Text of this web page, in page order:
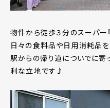
物件から徒歩３分のスーパー
日々の食料品や日用消耗品
駅からの帰り道についでに寄
利な立地です♪